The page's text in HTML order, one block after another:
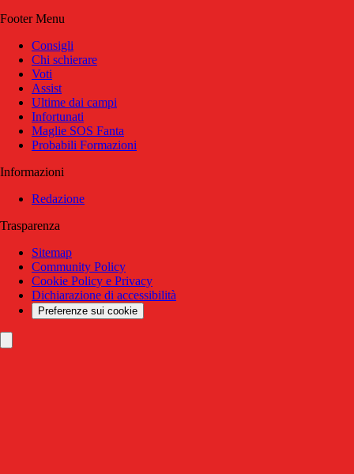
Footer Menu
Consigli
Chi schierare
Voti
Assist
Ultime dai campi
Infortunati
Maglie SOS Fanta
Probabili Formazioni
Informazioni
Redazione
Trasparenza
Sitemap
Community Policy
Cookie Policy e Privacy
Dichiarazione di accessibilità
Preferenze sui cookie